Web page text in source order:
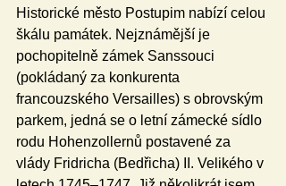
Historické město Postupim nabízí celou
škálu památek. Nejznámější je
pochopitelně zámek Sanssouci
(pokládaný za konkurenta
francouzského Versailles) s obrovským
parkem, jedná se o letní zámecké sídlo
rodu Hohenzollernů postavené za
vlády Fridricha (Bedřicha) II. Velikého v